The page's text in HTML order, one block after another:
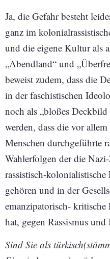
Ja, die Gefahr besteht
ganz im
und die eigene Kultur als
„Abendland“ und
beweist zudem, dass die
in der faschistischen
noch als „bloßes
werden, dass die vor
Menschen durchgeführte
Wahlerfolgen der die
rassistisch-
gehören und in der
emanzipatorisch-
hat, gegen Rassismus
Sind Sie als